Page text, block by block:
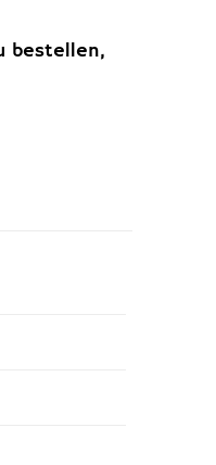
bestellen,